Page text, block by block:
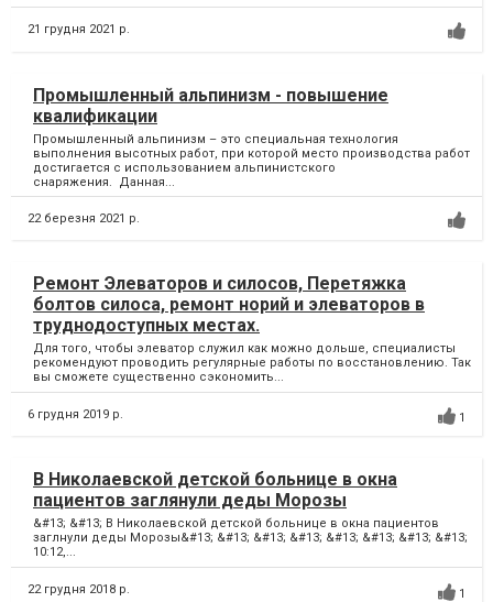
21 грудня 2021 р.
Промышленный альпинизм - повышение
квалификации
Промышленный альпинизм – это специальная технология
выполнения высотных работ, при которой место производства работ
достигается с использованием альпинистского
снаряжения. Данная...
22 березня 2021 р.
Ремонт Элеваторов и силосов, Перетяжка
болтов силоса, ремонт норий и элеваторов в
труднодоступных местах.
Для того, чтобы элеватор служил как можно дольше, специалисты
рекомендуют проводить регулярные работы по восстановлению. Так
вы сможете существенно сэкономить...
6 грудня 2019 р. 1
В Николаевской детской больнице в окна
пациентов заглянули деды Морозы
&#13; &#13; В Николаевской детской больнице в окна пациентов
заглнули деды Морозы&#13; &#13; &#13; &#13; &#13; &#13; &#13; &#13;
10:12,...
22 грудня 2018 р. 1